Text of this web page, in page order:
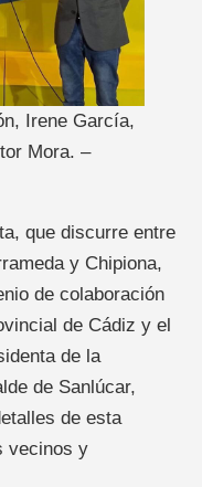
Irene García,
Mora. –
que discurre entre
y Chipiona,
de colaboración
de Cádiz y el
de la
de Sanlúcar,
de esta
vecinos y